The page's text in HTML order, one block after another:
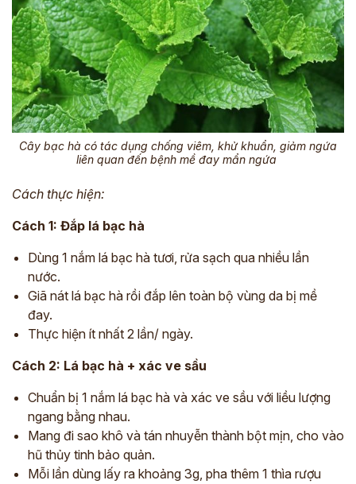
Cây bạc hà có tác dụng chống viêm, khử khuẩn, giảm ngứa
liên quan đến bệnh mề đay mẩn ngứa
Cách thực hiện:
Cách 1: Đắp lá bạc hà
Dùng 1 nắm lá bạc hà tươi, rửa sạch qua nhiều lần
nước.
Giã nát lá bạc hà rồi đắp lên toàn bộ vùng da bị mề
đay.
Thực hiện ít nhất 2 lần/ ngày.
Cách 2: Lá bạc hà + xác ve sầu
Chuẩn bị 1 nắm lá bạc hà và xác ve sầu với liều lượng
ngang bằng nhau.
Mang đi sao khô và tán nhuyễn thành bột mịn, cho vào
hũ thủy tinh bảo quản.
Mỗi lần dùng lấy ra khoảng 3g, pha thêm 1 thìa rượu